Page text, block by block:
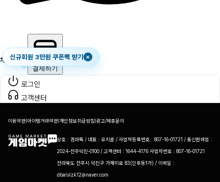
채팅하기
결제하기
로그인
신규회원 3만원 쿠폰팩 받기 ×
고객센터
이용약관|아이템거래약관|개인정보취급방침|광고/제휴문의
상호 : 겜마톡 / 대표 : 유지훈 / 사업자등록번호 : 807-16-01721 / 통신판매업 :
2024-전주덕진-0100 / 고객센터 : 1644-4176 사업자번호 : 807-16-01721
전라북도 전주시 덕진구 가재미로 83(인후동1가) / 이메일 :
dbalslzk12@naver.com